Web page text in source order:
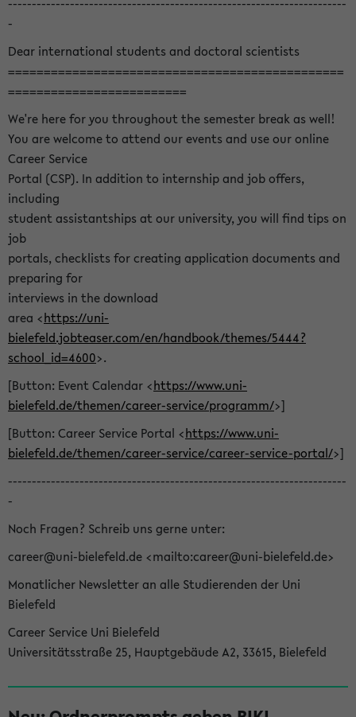
-
Dear international students and doctoral scientists
===============================================
=========================
We're here for you throughout the semester break as well!
You are welcome to attend our events and use our online
Career Service
Portal (CSP). In addition to internship and job offers,
including
student assistantships at our university, you will find tips on
job
portals, checklists for creating application documents and
preparing for
interviews in the download
area <https://uni-
bielefeld.jobteaser.com/en/handbook/themes/5444?
school_id=4600>.
[Button: Event Calendar <https://www.uni-
bielefeld.de/themen/career-service/programm/>]
[Button: Career Service Portal <https://www.uni-
bielefeld.de/themen/career-service/career-service-portal/>]
-----------------------------------------------------------------------
-
Noch Fragen? Schreib uns gerne unter:
career@uni-bielefeld.de <mailto:career@uni-bielefeld.de>
Monatlicher Newsletter an alle Studierenden der Uni
Bielefeld
Career Service Uni Bielefeld
Universitätsstraße 25, Hauptgebäude A2, 33615, Bielefeld